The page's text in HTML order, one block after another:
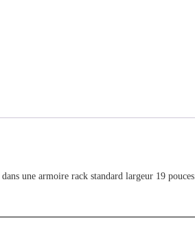
une armoire rack standard largeur 19